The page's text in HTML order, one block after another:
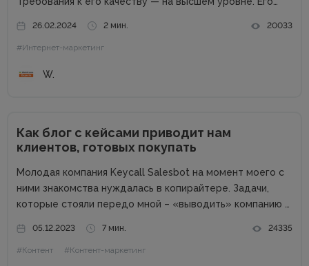
успехам. Добротный комплект «железа» — даже не
обсуждается. Без продвинутого процессора, топовой
26.02.2024 2 мин. 20033
#Интернет-маркетинг
W.
Как блог с кейсами приводит нам
клиентов, готовых покупать
Молодая компания Keycall Salesbot на момент моего с
ними знакомства нуждалась в копирайтере. Задачи,
которые стояли передо мной – «выводить» компанию в
несколько размытая, но все же ясная – мне
предлагалась позиция...
05.12.2023 7 мин. 24335
#Контент #Контент-маркетинг